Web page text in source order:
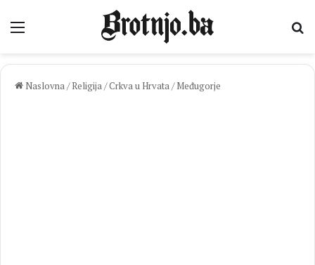
Izbornik
Naslovna/ Religija/Crkva u Hrvata/ Međugorje